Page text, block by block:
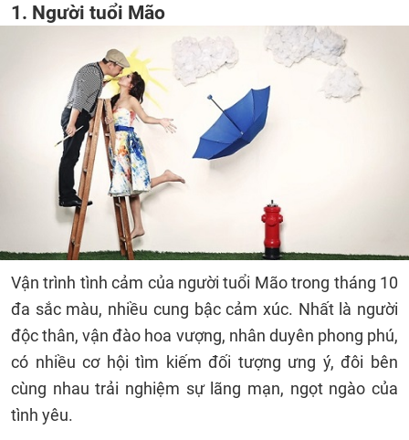
1. Người tuổi Mão
Vận trình tình cảm của người tuổi Mão trong tháng 10
đa sắc màu, nhiều cung bậc cảm xúc. Nhất là người
độc thân, vận đào hoa vượng, nhân duyên phong phú,
có nhiều cơ hội tìm kiếm đối tượng ưng ý, đôi bên
cùng nhau trải nghiệm sự lãng mạn, ngọt ngào của
tình yêu.